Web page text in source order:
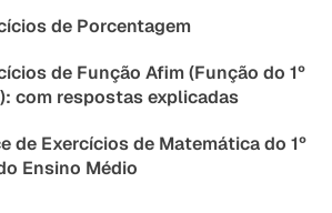
de Porcentagem
de Função Afim (Função do 1º
com respostas explicadas
de Exercícios de Matemática do 1º
Ensino Médio